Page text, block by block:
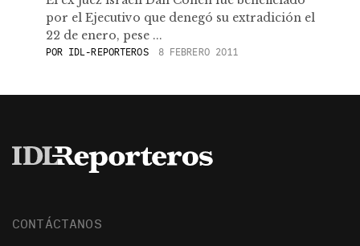
por el Ejecutivo que denegó su extradición el
22 de enero, pese ...
POR IDL-REPORTEROS 8 FEBRERO 2011
CONTÁCTANOS